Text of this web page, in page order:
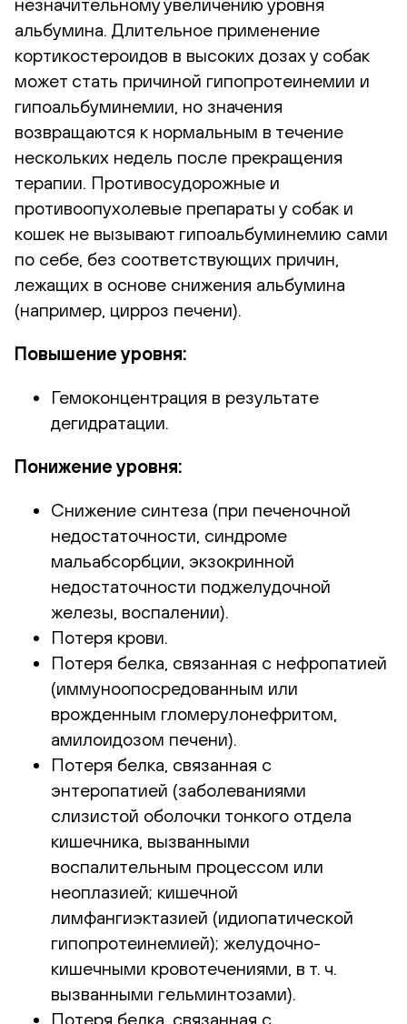
альбумина. Длительное применение
кортикостероидов в высоких дозах у собак
может стать причиной гипопротеинемии и
гипоальбуминемии, но значения
возвращаются к нормальным в течение
нескольких недель после прекращения
терапии. Противосудорожные и
противоопухолевые препараты у собак и
кошек не вызывают гипоальбуминемию сами
по себе, без соответствующих причин,
лежащих в основе снижения альбумина
(например, цирроз печени).
Повышение уровня:
Гемоконцентрация в результате
дегидратации.
Понижение уровня:
Снижение синтеза (при печеночной
недостаточности, синдроме
мальабсорбции, экзокринной
недостаточности поджелудочной
железы, воспалении).
Потеря крови.
Потеря белка, связанная с нефропатией
(иммуноопосредованным или
врожденным гломерулонефритом,
амилоидозом печени).
Потеря белка, связанная с
энтеропатией (заболеваниями
слизистой оболочки тонкого отдела
кишечника, вызванными
воспалительным процессом или
неоплазией; кишечной
лимфангиэктазией (идиопатической
гипопротеинемией); желудочно-
кишечными кровотечениями, в т. ч.
вызванными гельминтозами).
Потеря белка, связанная с